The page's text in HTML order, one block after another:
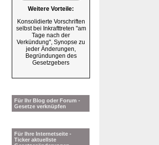
Weitere Vorteile:
Konsolidierte Vorschriften
selbst bei Inkrafttreten "am
Tage nach der
Verkündung", Synopse zu
jeder Änderungen,
Begründungen des
Gesetzgebers
Für Ihr Blog oder Forum -
Gesetze verknüpfen
Für Ihre Internetseite -
Ticker aktuellste